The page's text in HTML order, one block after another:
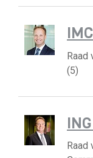
Raad
(5)
Raad